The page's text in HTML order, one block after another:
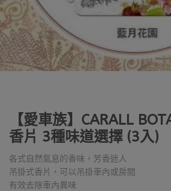
【愛車族】CARALL
香片 3種味道選擇 (3入)
各式自然氣息的香味，芳香迷人
吊掛式香片，可以吊掛車內或房間
有效去除車內異味